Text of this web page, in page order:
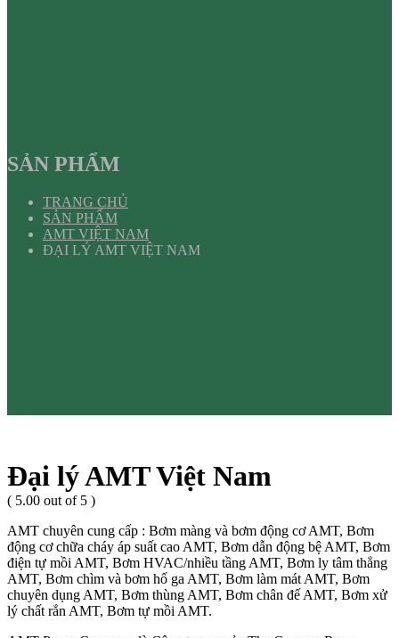
SẢN PHẨM
TRANG CHỦ
SẢN PHẨM
AMT VIỆT NAM
ĐẠI LÝ AMT VIỆT NAM
Đại lý AMT Việt Nam
( 5.00 out of 5 )
AMT chuyên cung cấp : Bơm màng và bơm động cơ AMT, Bơm
động cơ chữa cháy áp suất cao AMT, Bơm dẫn động bệ AMT, Bơm
điện tự mồi AMT, Bơm HVAC/nhiều tầng AMT, Bơm ly tâm thẳng
AMT, Bơm chìm và bơm hố ga AMT, Bơm làm mát AMT, Bơm
chuyên dụng AMT, Bơm thùng AMT, Bơm chân đế AMT, Bơm xử
lý chất rắn AMT, Bơm tự mồi AMT.